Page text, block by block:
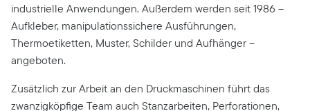
industrielle Anwendungen. Außerdem werden seit 1986 –
Aufkleber, manipulationssichere Ausführungen,
Thermoetiketten, Muster, Schilder und Aufhänger –
angeboten.
Zusätzlich zur Arbeit an den Druckmaschinen führt das
zwanzigköpfige Team auch Stanzarbeiten, Perforationen,